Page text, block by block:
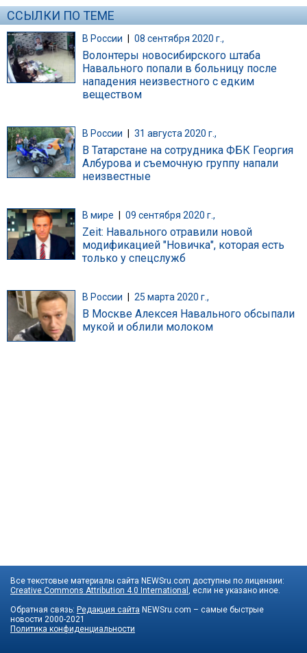
ССЫЛКИ ПО ТЕМЕ
В России | 08 сентября 2020 г.,
Волонтеры новосибирского штаба
Навального попали в больницу после
нападения неизвестного с едким
веществом
В России 31 августа 2020 г.,
В Татарстане на сотрудника ФБК Георгия
Албурова и съемочную группу напали
неизвестные
В мире 09 сентября 2020 г.,
Zeit: Навального отравили новой
модификацией "Новичка", которая есть
только у спецслужб
В России 25 марта 2020 г.,
В Москве Алексея Навального обсыпали
мукой и облили молоком
Все текстовые материалы сайта NEWSru.com доступны по лицензии:
Creative Commons Attribution 4.0 International
, если не указано иное.
Обратная связь: Редакция сайта NEWSru.com – самые быстрые
новости 2000-2021
Политика конфиденциальности